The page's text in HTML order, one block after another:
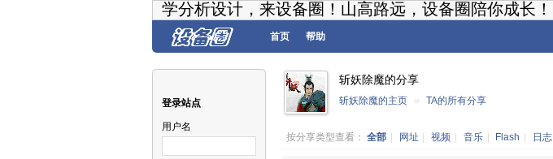
学分析设计，来设备圈！山高路远，设备圈陪你成长！
首页 帮助
登录站点
用户名
斩妖除魔的分享
斩妖除魔的主页 » TA的所有分享
按分享类型查看： 全部 网址 视频 音乐 Flash 日志